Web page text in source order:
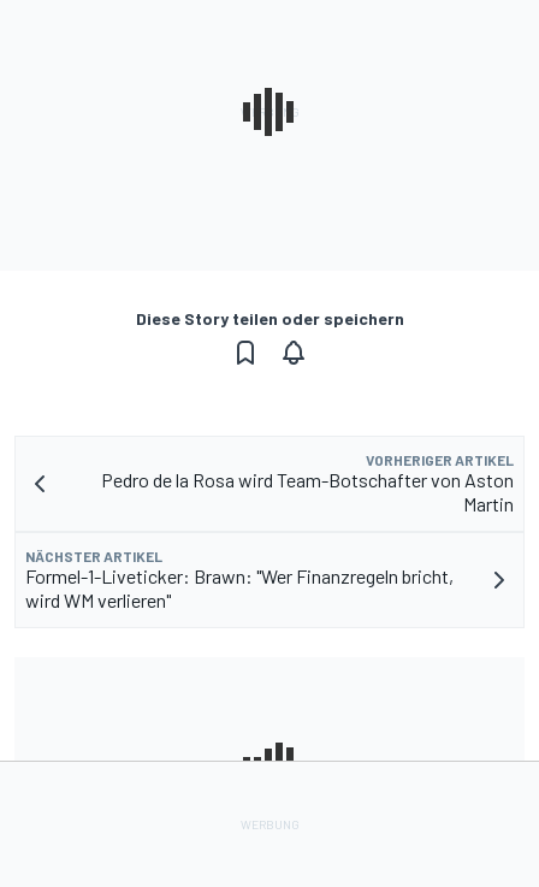
Diese Story teilen oder speichern
VORHERIGER ARTIKEL
Pedro de la Rosa wird Team-Botschafter von Aston
Martin
NÄCHSTER ARTIKEL
Formel-1-Liveticker: Brawn: "Wer Finanzregeln bricht,
wird WM verlieren"